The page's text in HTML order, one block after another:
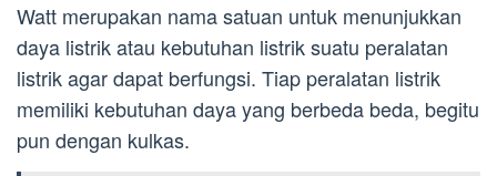
Watt merupakan nama satuan untuk menunjukkan
daya listrik atau kebutuhan listrik suatu peralatan
listrik agar dapat berfungsi. Tiap peralatan listrik
memiliki kebutuhan daya yang berbeda beda, begitu
pun dengan kulkas.